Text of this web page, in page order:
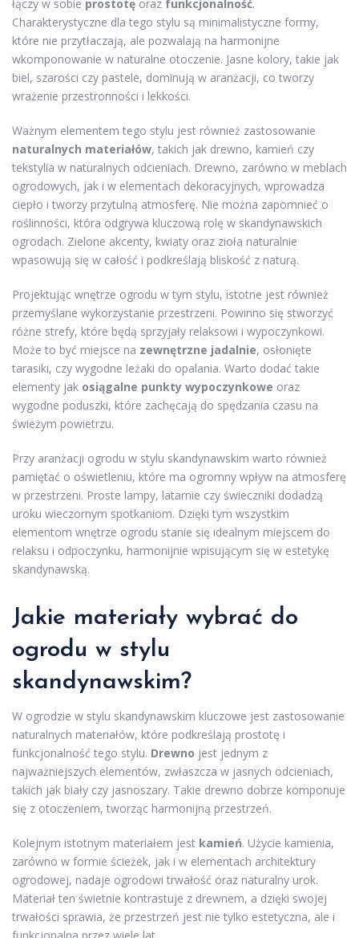
łączy w sobie prostotę oraz funkcjonalność.
Charakterystyczne dla tego stylu są minimalistyczne formy,
które nie przytłaczają, ale pozwalają na harmonijne
wkomponowanie w naturalne otoczenie. Jasne kolory, takie jak
biel, szarości czy pastele, dominują w aranżacji, co tworzy
wrażenie przestronności i lekkości.
Ważnym elementem tego stylu jest również zastosowanie
naturalnych materiałów, takich jak drewno, kamień czy
tekstylia w naturalnych odcieniach. Drewno, zarówno w meblach
ogrodowych, jak i w elementach dekoracyjnych, wprowadza
ciepło i tworzy przytulną atmosferę. Nie można zapomnieć o
roślinności, która odgrywa kluczową rolę w skandynawskich
ogrodach. Zielone akcenty, kwiaty oraz zioła naturalnie
wpasowują się w całość i podkreślają bliskość z naturą.
Projektując wnętrze ogrodu w tym stylu, istotne jest również
przemyślane wykorzystanie przestrzeni. Powinno się stworzyć
różne strefy, które będą sprzyjały relaksowi i wypoczynkowi.
Może to być miejsce na zewnętrzne jadalnie, osłonięte
tarasiki, czy wygodne leżaki do opalania. Warto dodać takie
elementy jak osiągalne punkty wypoczynkowe oraz
wygodne poduszki, które zachęcają do spędzania czasu na
świeżym powietrzu.
Przy aranżacji ogrodu w stylu skandynawskim warto również
pamiętać o oświetleniu, które ma ogromny wpływ na atmosferę
w przestrzeni. Proste lampy, latarnie czy świeczniki dodadzą
uroku wieczornym spotkaniom. Dzięki tym wszystkim
elementom wnętrze ogrodu stanie się idealnym miejscem do
relaksu i odpoczynku, harmonijnie wpisującym się w estetykę
skandynawską.
Jakie materiały wybrać do
ogrodu w stylu
skandynawskim?
W ogrodzie w stylu skandynawskim kluczowe jest zastosowanie
naturalnych materiałów, które podkreślają prostotę i
funkcjonalność tego stylu. Drewno jest jednym z
najważniejszych elementów, zwłaszcza w jasnych odcieniach,
takich jak biały czy jasnoszary. Takie drewno dobrze komponuje
się z otoczeniem, tworząc harmonijną przestrzeń.
Kolejnym istotnym materiałem jest kamień. Użycie kamienia,
zarówno w formie ścieżek, jak i w elementach architektury
ogrodowej, nadaje ogrodowi trwałość oraz naturalny urok.
Materiał ten świetnie kontrastuje z drewnem, a dzięki swojej
trwałości sprawia, że przestrzeń jest nie tylko estetyczna, ale i
funkcjonalna przez wiele lat.